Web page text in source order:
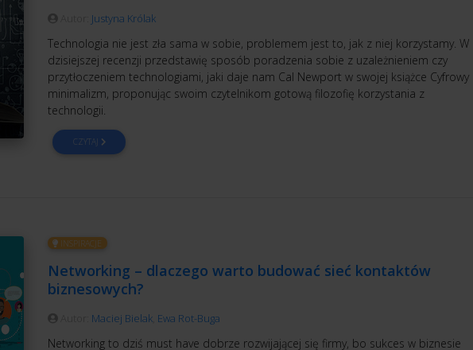
Justyna Królak
Technologia nie jest zła sama w sobie, problemem jest to, jak z niej korzystamy. W
dzisiejszej recenzji przedstawię sposób poradzenia sobie z uzależnieniem czy
przytłoczeniem technologiami, jaki daje nam Cal Newport w swojej książce Cyfrowy
minimalizm, proponując swoim czytelnikom gotową filozofię korzystania z
technologii.
CZYTAJ
INSPIRACJE
Networking – dlaczego warto budować sieć kontaktów
biznesowych?
Maciej Bielak, Ewa Rot-Buga
Networking to dziś must have dobrze rozwijającej się firmy, bo sukces w biznesie